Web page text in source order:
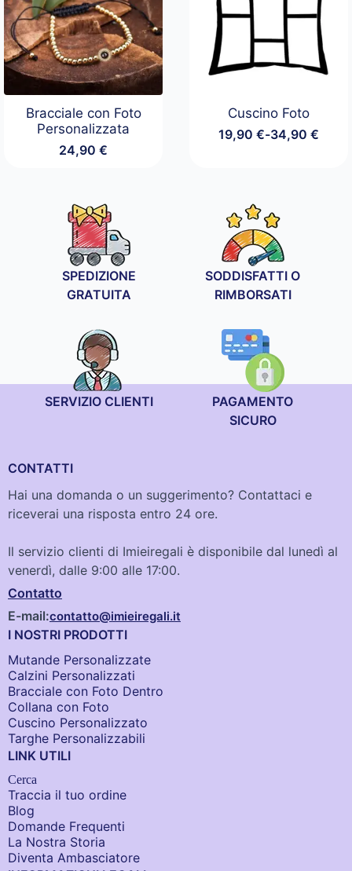
Bracciale con Foto
Personalizzata
24,90€
Cuscino Foto
19,90 €-34,90 €
Fascia
a
34,90 €
SPEDIZIONE
GRATUITA
SODDISFATTI O
RIMBORSATI
SERVIZIO CLIENTI
PAGAMENTO
SICURO
CONTATTI
Hai una domanda o un suggerimento? Contattaci e
riceverai una risposta entro 24 ore.
Il servizio clienti di Imieiregali è disponibile dal lunedì al
venerdì, dalle 9:00 alle 17:00.
Contatto
E-mail:contatto@imieiregali.it
I NOSTRI PRODOTTI
Mutande Personalizzate
Calzini Personalizzati
Bracciale con Foto Dentro​
Collana con Foto
Cuscino Personalizzato
Targhe Personalizzabili
LINK UTILI
Cerca
Traccia il tuo ordine
Blog
Domande Frequenti
La Nostra Storia
Diventa Ambasciatore